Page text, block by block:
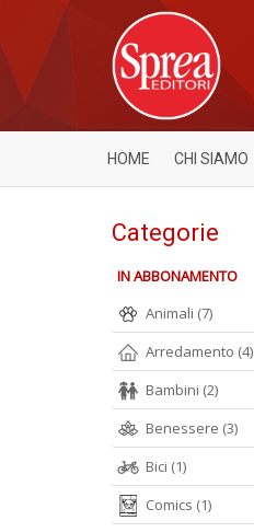
HOME CHI SIAMO
Categorie
IN ABBONAMENTO
Animali (7)
Arredamento (4)
Bambini (2)
Benessere (3)
Bici (1)
Comics (1)